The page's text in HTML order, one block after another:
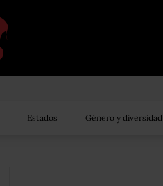
Estados Género y diversidad